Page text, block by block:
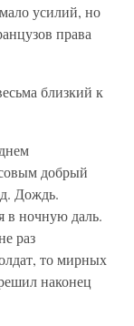
усилий, но
права
близкий к
добрый
Дождь.
в ночную даль.
раз
то мирных
наконец